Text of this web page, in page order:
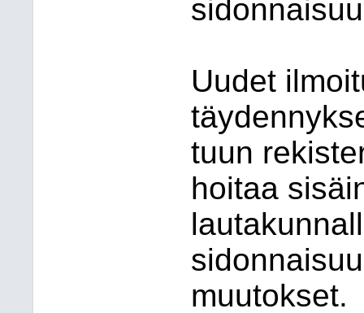
Uudet
tuun
hoitaa
lautakunnal
sidonnai
muutokset.